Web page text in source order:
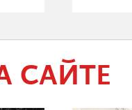
САЙТЕ